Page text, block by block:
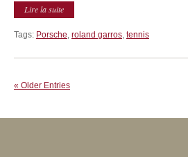
Lire la suite
Tags: Porsche, roland garros, tennis
« Older Entries